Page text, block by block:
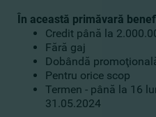
În această primăvară
Credit până la
Fără gaj
Dobândă
Pentru orice scop
Termen - până la 16
31.05.2024